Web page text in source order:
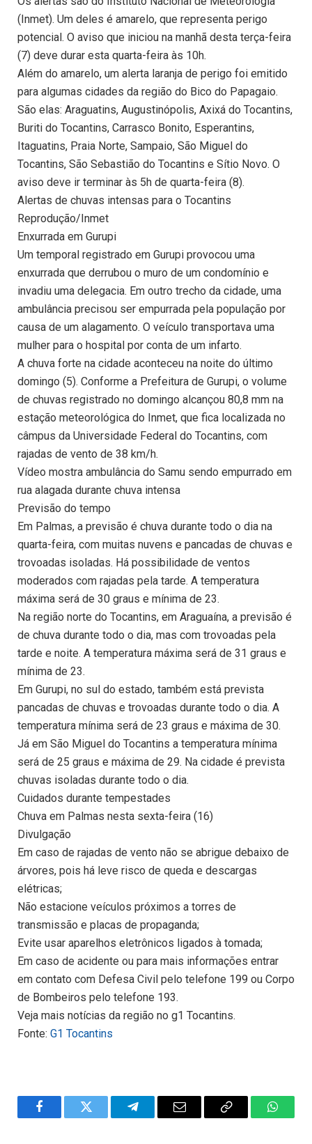
(Inmet). Um deles é amarelo, que representa perigo
potencial. O aviso que iniciou na manhã desta terça-feira
(7) deve durar esta quarta-feira às 10h.
Além do amarelo, um alerta laranja de perigo foi emitido
para algumas cidades da região do Bico do Papagaio.
São elas: Araguatins, Augustinópolis, Axixá do Tocantins,
Buriti do Tocantins, Carrasco Bonito, Esperantins,
Itaguatins, Praia Norte, Sampaio, São Miguel do
Tocantins, São Sebastião do Tocantins e Sítio Novo. O
aviso deve ir terminar às 5h de quarta-feira (8).
Alertas de chuvas intensas para o Tocantins
Reprodução/Inmet
Enxurrada em Gurupi
Um temporal registrado em Gurupi provocou uma
enxurrada que derrubou o muro de um condomínio e
invadiu uma delegacia. Em outro trecho da cidade, uma
ambulância precisou ser empurrada pela população por
causa de um alagamento. O veículo transportava uma
mulher para o hospital por conta de um infarto.
A chuva forte na cidade aconteceu na noite do último
domingo (5). Conforme a Prefeitura de Gurupi, o volume
de chuvas registrado no domingo alcançou 80,8 mm na
estação meteorológica do Inmet, que fica localizada no
câmpus da Universidade Federal do Tocantins, com
rajadas de vento de 38 km/h.
Vídeo mostra ambulância do Samu sendo empurrado em
rua alagada durante chuva intensa
Previsão do tempo
Em Palmas, a previsão é chuva durante todo o dia na
quarta-feira, com muitas nuvens e pancadas de chuvas e
trovoadas isoladas. Há possibilidade de ventos
moderados com rajadas pela tarde. A temperatura
máxima será de 30 graus e mínima de 23.
Na região norte do Tocantins, em Araguaína, a previsão é
de chuva durante todo o dia, mas com trovoadas pela
tarde e noite. A temperatura máxima será de 31 graus e
mínima de 23.
Em Gurupi, no sul do estado, também está prevista
pancadas de chuvas e trovoadas durante todo o dia. A
temperatura mínima será de 23 graus e máxima de 30.
Já em São Miguel do Tocantins a temperatura mínima
será de 25 graus e máxima de 29. Na cidade é prevista
chuvas isoladas durante todo o dia.
Cuidados durante tempestades
Chuva em Palmas nesta sexta-feira (16)
Divulgação
Em caso de rajadas de vento não se abrigue debaixo de
árvores, pois há leve risco de queda e descargas
elétricas;
Não estacione veículos próximos a torres de
transmissão e placas de propaganda;
Evite usar aparelhos eletrônicos ligados à tomada;
Em caso de acidente ou para mais informações entrar
em contato com Defesa Civil pelo telefone 199 ou Corpo
de Bombeiros pelo telefone 193.
Veja mais notícias da região no g1 Tocantins.
Fonte: G1 Tocantins
FacebookTwitter TelegramEmail
Copy